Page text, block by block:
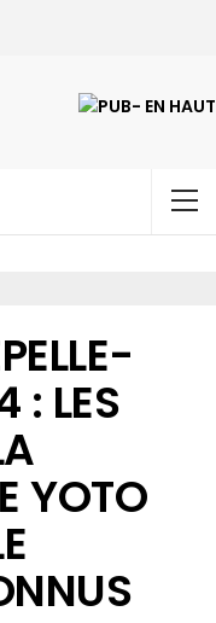
: LES
YOTO